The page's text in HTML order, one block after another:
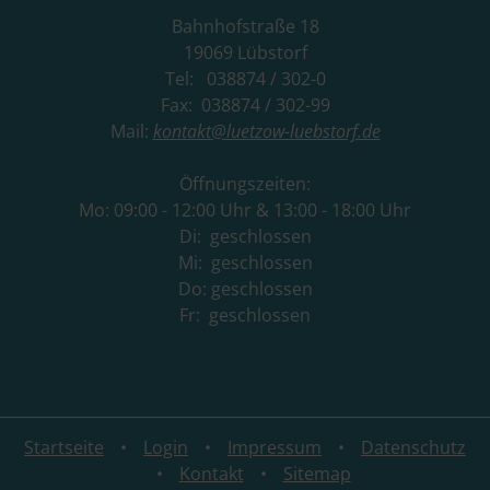
Bahnhofstraße 18
19069 Lübstorf
Tel: 038874 / 302-0
Fax: 038874 / 302-99
Mail: kontakt@luetzow-luebstorf.de
Öffnungszeiten:
Mo: 09:00 - 12:00 Uhr & 13:00 - 18:00 Uhr
Di: geschlossen
Mi: geschlossen
Do: geschlossen
Fr: geschlossen
Startseite Login Impressum
Datenschutz
Kontakt
Sitemap